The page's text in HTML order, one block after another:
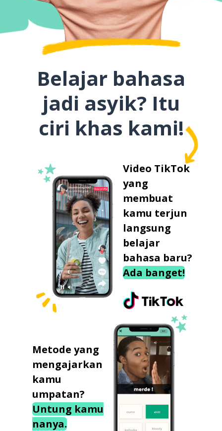
Belajar bahasa
jadi asyik? Itu
ciri khas kami!
Video TikTok
yang
membuat
kamu terjun
langsung
belajar
bahasa baru?
Ada banget!
Metode yang
mengajarkan
kamu
umpatan?
Untung kamu
nanya.